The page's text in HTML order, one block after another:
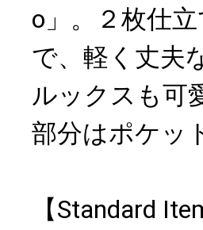
o」。２枚仕
で、軽く丈夫
ルックスも可
部分はポケッ
【Standard